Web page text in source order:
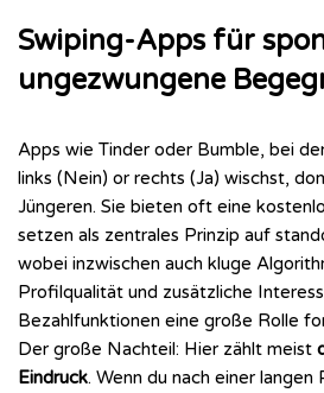
Swiping-Apps für
ungezwungene
Apps wie Tinder oder Bumble, bei
links (Nein) or rechts (Ja) wischst,
Jüngeren. Sie bieten oft eine
setzen als zentrales Prinzip auf
wobei inzwischen auch kluge
Profilqualität und zusätzliche
Bezahlfunktionen eine große Rolle
Der große Nachteil: Hier zählt meist
Eindruck. Wenn du nach einer